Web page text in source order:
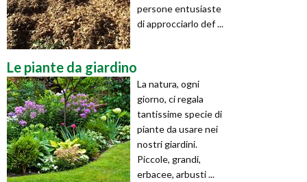
persone entusiaste
di approcciarlo def ...
Le piante da giardino
La natura, ogni
giorno, ci regala
tantissime specie di
piante da usare nei
nostri giardini.
Piccole, grandi,
erbacee, arbusti ...